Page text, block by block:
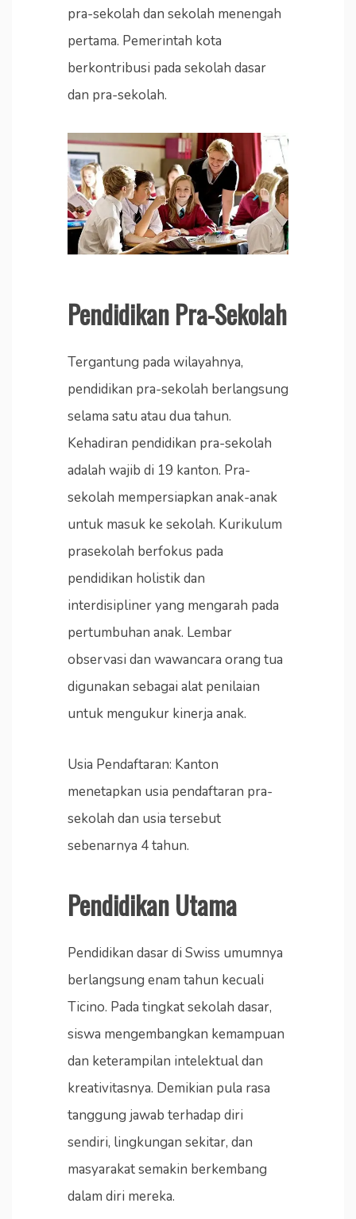
pra-sekolah dan sekolah menengah
pertama. Pemerintah kota
berkontribusi pada sekolah dasar
dan pra-sekolah.
Pendidikan Pra-Sekolah
Tergantung pada wilayahnya,
pendidikan pra-sekolah berlangsung
selama satu atau dua tahun.
Kehadiran pendidikan pra-sekolah
adalah wajib di 19 kanton. Pra-
sekolah mempersiapkan anak-anak
untuk masuk ke sekolah. Kurikulum
prasekolah berfokus pada
pendidikan holistik dan
interdisipliner yang mengarah pada
pertumbuhan anak. Lembar
observasi dan wawancara orang tua
digunakan sebagai alat penilaian
untuk mengukur kinerja anak.
Usia Pendaftaran: Kanton
menetapkan usia pendaftaran pra-
sekolah dan usia tersebut
sebenarnya 4 tahun.
Pendidikan Utama
Pendidikan dasar di Swiss umumnya
berlangsung enam tahun kecuali
Ticino. Pada tingkat sekolah dasar,
siswa mengembangkan kemampuan
dan keterampilan intelektual dan
kreativitasnya. Demikian pula rasa
tanggung jawab terhadap diri
sendiri, lingkungan sekitar, dan
masyarakat semakin berkembang
dalam diri mereka.